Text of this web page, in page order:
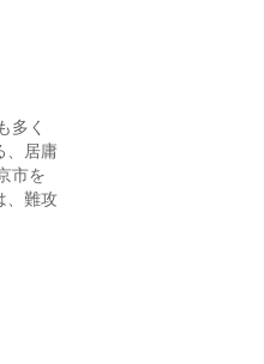
多く
、居庸
市を
、難攻